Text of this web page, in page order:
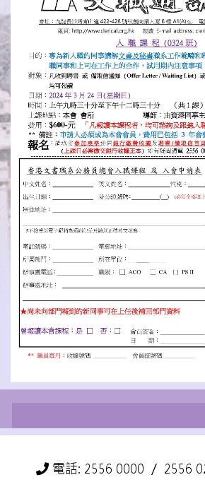
電話: 2556 0000 ／ 2556